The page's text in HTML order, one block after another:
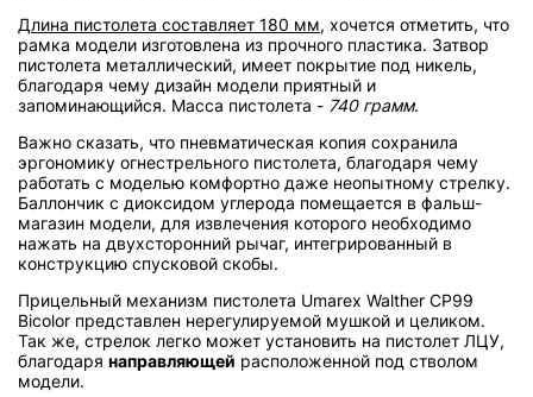
Длина пистолета составляет 180 мм, хочется отметить, что
рамка модели изготовлена из прочного пластика. Затвор
пистолета металлический, имеет покрытие под никель,
благодаря чему дизайн модели приятный и
запоминающийся. Масса пистолета - 740 грамм.
Важно сказать, что пневматическая копия сохранила
эргономику огнестрельного пистолета, благодаря чему
работать с моделью комфортно даже неопытному стрелку.
Баллончик с диоксидом углерода помещается в фальш-
магазин модели, для извлечения которого необходимо
нажать на двухсторонний рычаг, интегрированный в
конструкцию спусковой скобы.
Прицельный механизм пистолета Umarex Walther CP99
Bicolor представлен нерегулируемой мушкой и целиком.
Так же, стрелок легко может установить на пистолет ЛЦУ,
благодаря направляющей расположенной под стволом
модели.